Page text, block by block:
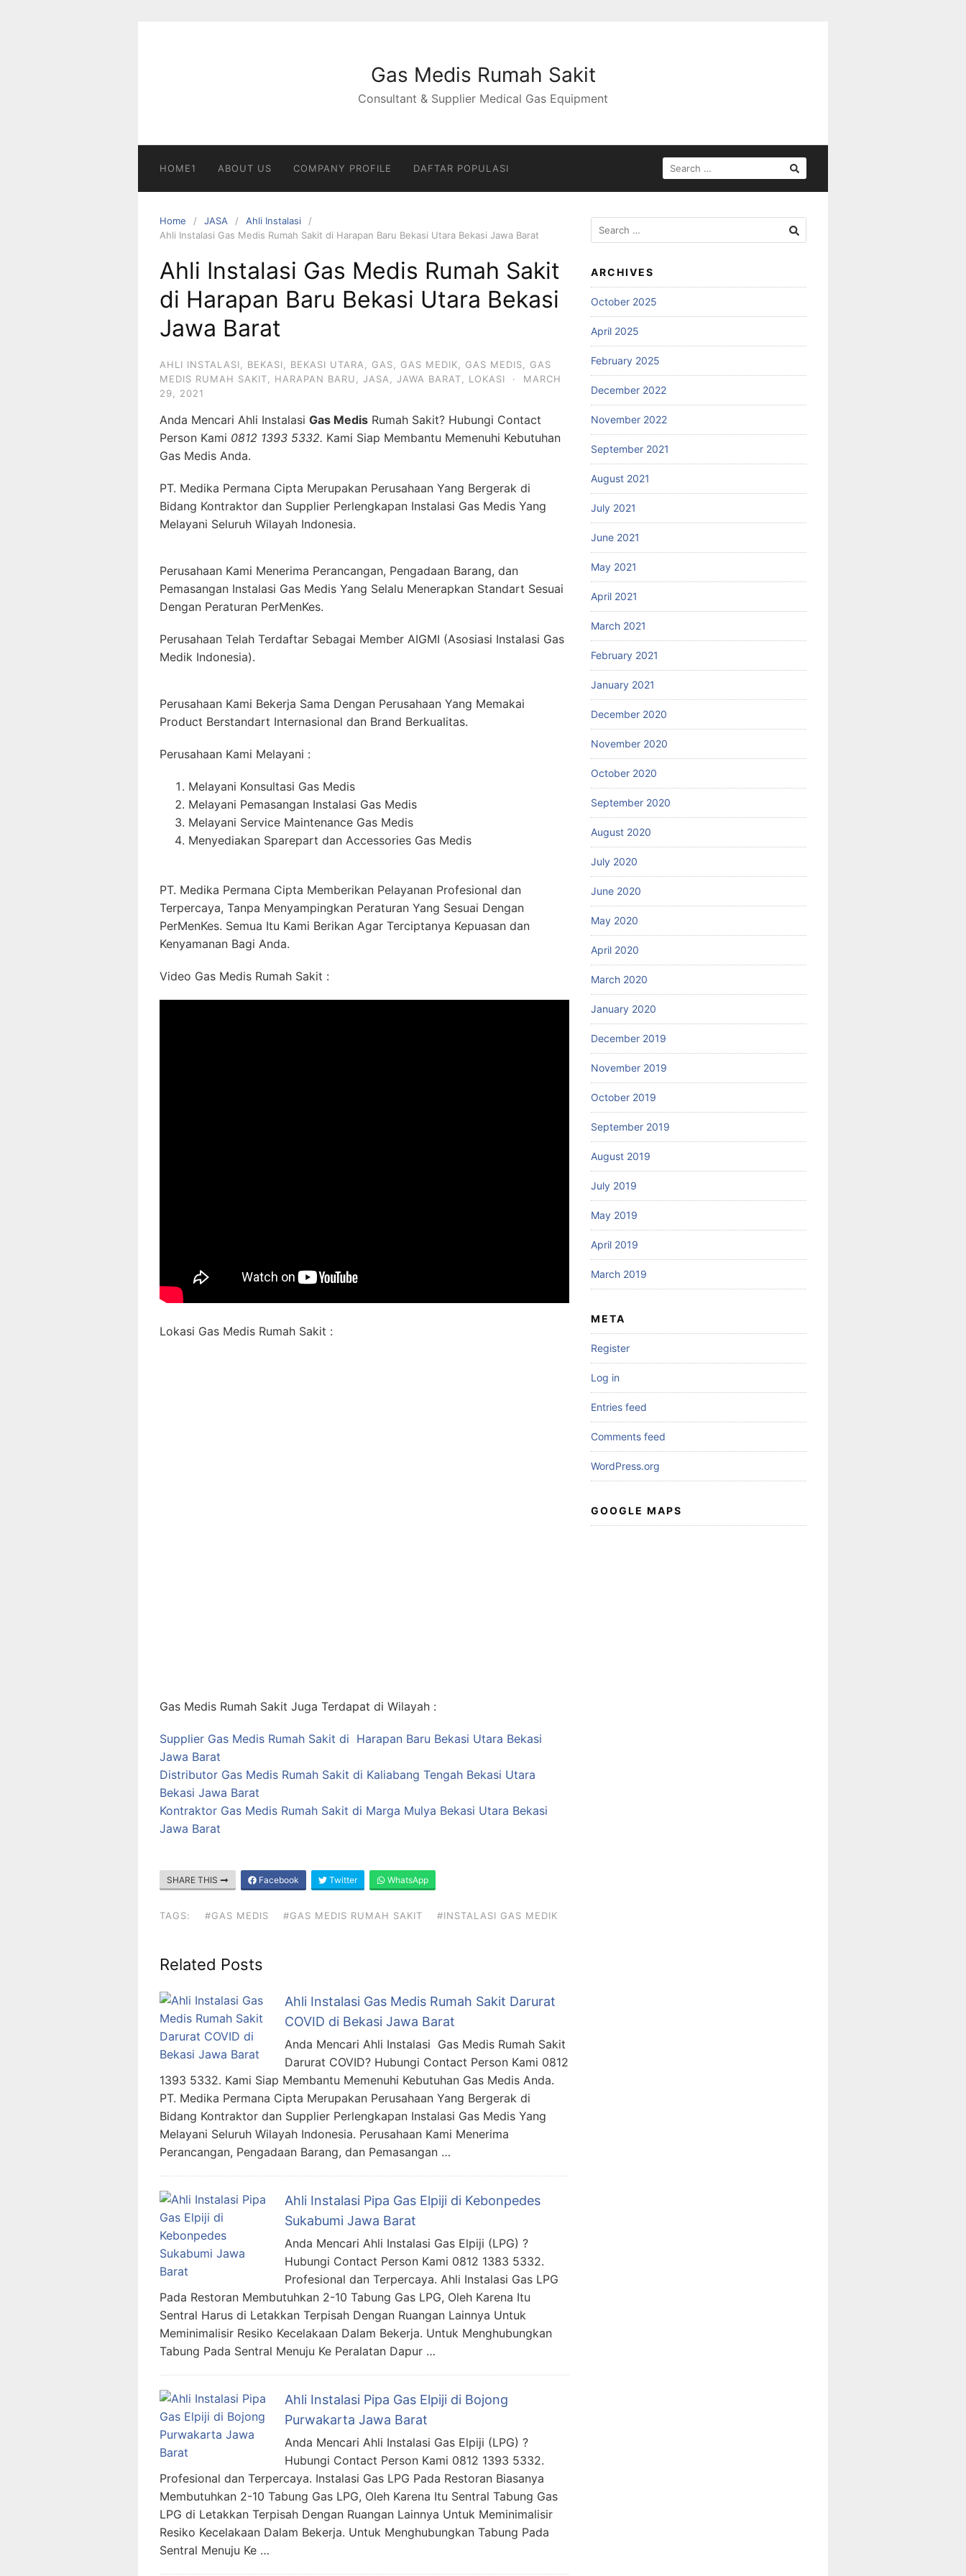
Gas Medis Rumah Sakit
Consultant & Supplier Medical Gas Equipment
HOME1 ABOUT US COMPANY PROFILE DAFTAR POPULASI
SEARCH
FOR:
Home JASA
Ahli Instalasi
Ahli Instalasi Gas Medis Rumah Sakit di Harapan Baru Bekasi Utara Bekasi Jawa Barat
Ahli Instalasi Gas Medis Rumah Sakit
di Harapan Baru Bekasi Utara Bekasi
Jawa Barat
AHLI INSTALASI BEKASI BEKASI UTARA GAS GAS MEDIK GAS MEDIS
GAS
MEDIS RUMAH SAKIT
HARAPAN BARU JASA JAWA BARAT LOKASI ·
MARCH
29, 2021
Anda Mencari Ahli Instalasi Gas Medis Rumah Sakit? Hubungi Contact
Person Kami 0812 1393 5332. Kami Siap Membantu Memenuhi Kebutuhan
Gas Medis Anda.
PT. Medika Permana Cipta Merupakan Perusahaan Yang Bergerak di
Bidang Kontraktor dan Supplier Perlengkapan Instalasi Gas Medis Yang
Melayani Seluruh Wilayah Indonesia.
Perusahaan Kami Menerima Perancangan, Pengadaan Barang, dan
Pemasangan Instalasi Gas Medis Yang Selalu Menerapkan Standart Sesuai
Dengan Peraturan PerMenKes.
Perusahaan Telah Terdaftar Sebagai Member AIGMI (Asosiasi Instalasi Gas
Medik Indonesia).
Perusahaan Kami Bekerja Sama Dengan Perusahaan Yang Memakai
Product Berstandart Internasional dan Brand Berkualitas.
Perusahaan Kami Melayani :
Melayani Konsultasi Gas Medis
Melayani Pemasangan Instalasi Gas Medis
Melayani Service Maintenance Gas Medis
Menyediakan Sparepart dan Accessories Gas Medis
PT. Medika Permana Cipta Memberikan Pelayanan Profesional dan
Terpercaya, Tanpa Menyampingkan Peraturan Yang Sesuai Dengan
PerMenKes. Semua Itu Kami Berikan Agar Terciptanya Kepuasan dan
Kenyamanan Bagi Anda.
Video Gas Medis Rumah Sakit :
Lokasi Gas Medis Rumah Sakit :
Gas Medis Rumah Sakit Juga Terdapat di Wilayah :
Supplier Gas Medis Rumah Sakit di Harapan Baru Bekasi Utara Bekasi
Jawa Barat
Distributor Gas Medis Rumah Sakit di Kaliabang Tengah Bekasi Utara
Bekasi Jawa Barat
Kontraktor Gas Medis Rumah Sakit di Marga Mulya Bekasi Utara Bekasi
Jawa Barat
SHARE THIS Facebook Twitter WhatsApp
TAGS: #GAS MEDIS #GAS MEDIS RUMAH SAKIT #INSTALASI GAS MEDIK
Related Posts
Ahli Instalasi Gas Medis Rumah Sakit Darurat
COVID di Bekasi Jawa Barat
Anda Mencari Ahli Instalasi Gas Medis Rumah Sakit
Darurat COVID? Hubungi Contact Person Kami 0812
1393 5332. Kami Siap Membantu Memenuhi Kebutuhan Gas Medis Anda.
PT. Medika Permana Cipta Merupakan Perusahaan Yang Bergerak di
Bidang Kontraktor dan Supplier Perlengkapan Instalasi Gas Medis Yang
Melayani Seluruh Wilayah Indonesia. Perusahaan Kami Menerima
Perancangan, Pengadaan Barang, dan Pemasangan …
Ahli Instalasi Pipa Gas Elpiji di Kebonpedes
Sukabumi Jawa Barat
Anda Mencari Ahli Instalasi Gas Elpiji (LPG) ?
Hubungi Contact Person Kami 0812 1383 5332.
Profesional dan Terpercaya. Ahli Instalasi Gas LPG
Pada Restoran Membutuhkan 2-10 Tabung Gas LPG, Oleh Karena Itu
Sentral Harus di Letakkan Terpisah Dengan Ruangan Lainnya Untuk
Meminimalisir Resiko Kecelakaan Dalam Bekerja. Untuk Menghubungkan
Tabung Pada Sentral Menuju Ke Peralatan Dapur …
Ahli Instalasi Pipa Gas Elpiji di Bojong
Purwakarta Jawa Barat
Anda Mencari Ahli Instalasi Gas Elpiji (LPG) ?
Hubungi Contact Person Kami 0812 1393 5332.
Profesional dan Terpercaya. Instalasi Gas LPG Pada Restoran Biasanya
Membutuhkan 2-10 Tabung Gas LPG, Oleh Karena Itu Sentral Tabung Gas
LPG di Letakkan Terpisah Dengan Ruangan Lainnya Untuk Meminimalisir
Resiko Kecelakaan Dalam Bekerja. Untuk Menghubungkan Tabung Pada
Sentral Menuju Ke …
Search
for:
ARCHIVES
October 2025
April 2025
February 2025
December 2022
November 2022
September 2021
August 2021
July 2021
June 2021
May 2021
April 2021
March 2021
February 2021
January 2021
December 2020
November 2020
October 2020
September 2020
August 2020
July 2020
June 2020
May 2020
April 2020
March 2020
January 2020
December 2019
November 2019
October 2019
September 2019
August 2019
July 2019
May 2019
April 2019
March 2019
META
Register
Log in
Entries feed
Comments feed
WordPress.org
GOOGLE MAPS